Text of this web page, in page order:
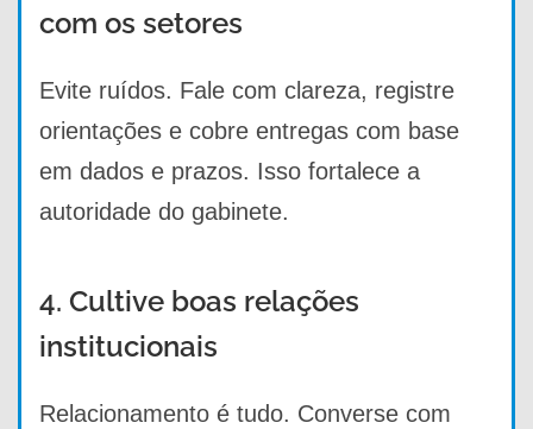
com os setores
Evite ruídos. Fale com clareza, registre
orientações e cobre entregas com base
em dados e prazos. Isso fortalece a
autoridade do gabinete.
4. Cultive boas relações
institucionais
Relacionamento é tudo. Converse com